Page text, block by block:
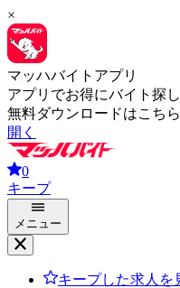
×
マッハバイトアプリ
アプリでお得にバイト探し
無料ダウンロードはこちら
開く
0
キープ
メニュー
キープした求人を